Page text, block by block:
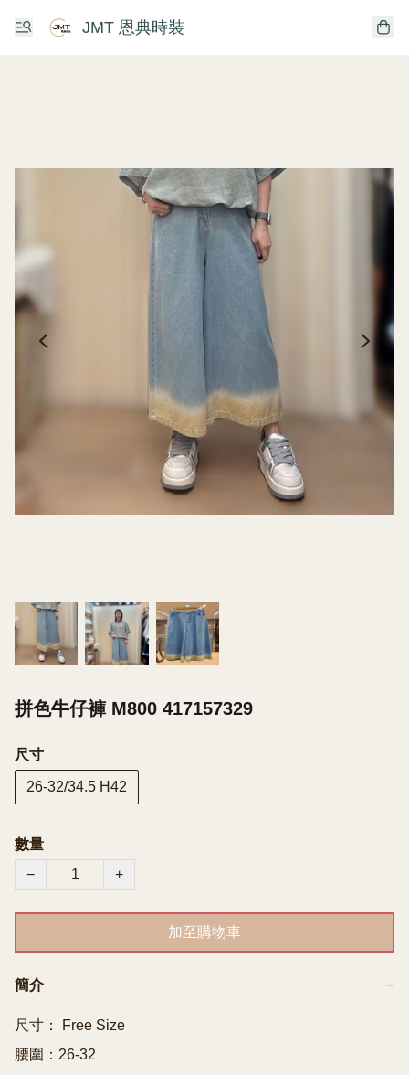
JMT 恩典時裝
拼色牛仔褲 M800 417157329
尺寸
26-32/34.5 H42
數量
−
+
加至購物車
簡介 −
尺寸： Free Size
腰圍：26-32